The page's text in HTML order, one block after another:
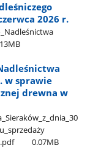
2026 r.
w sprawie
drewna w
0.07MB